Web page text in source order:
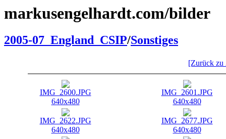
markusengelhardt.com/bilder
2005-07_England_CSIP/Sonstiges
[Zurück zu
IMG_2600.JPG
640x480
IMG_2601.JPG
640x480
IMG_2622.JPG
640x480
IMG_2677.JPG
640x480